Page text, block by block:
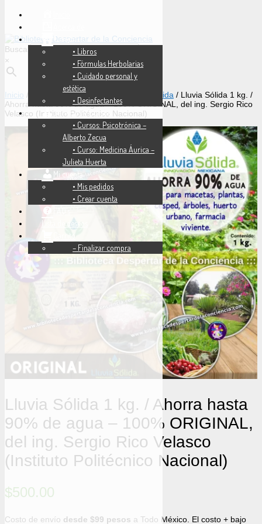
Buscar
×
Inicio / /Ahorro de agua Lluvia sólida / Lluvia Sólida 1 kg. /
Ahorra hasta 90% de agua – 100% ORIGINAL, del ing. Sergio Rico
Velasco (Instituto Politécnico Nacional)
Lluvia Sólida 1 kg. / Ahorra hasta
90% de agua – 100% ORIGINAL,
del ing. Sergio Rico Velasco
(Instituto Politécnico Nacional)
$500.00
Costo de envío desde $99 pesos a Todo México. El costo + bajo
Tienda
• Libros
• Fórmulas Herbolarias
• Cuidado personal y
estética
• Desinfectantes
Servicios y Cursos
• Cursos: Psicotrónica –
Alberto Zecua
• Curso: Medicina Áurica –
Julieta Huerta
Mi cuenta
• Mis pedidos
• Crear cuenta
Lista de deseos
Carrito
– Finalizar compra